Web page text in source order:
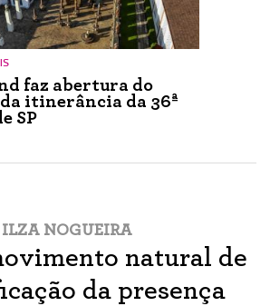
faz abertura do
itinerância da 36ª
SP
ILZA NOGUEIRA
natural de
da presença